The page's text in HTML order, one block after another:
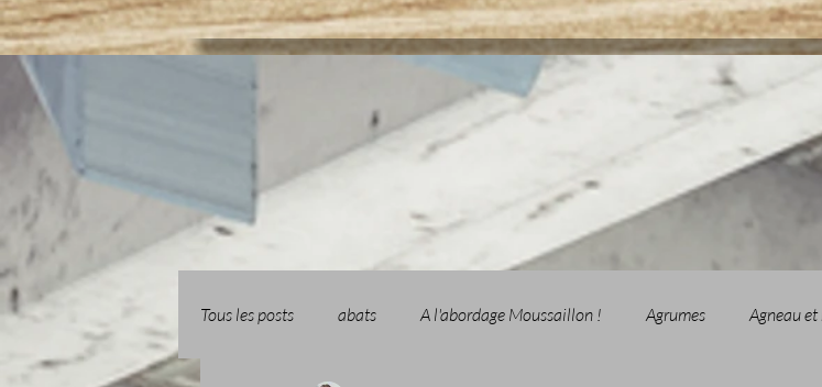
Tous les posts abats A l'abordage Moussaillon ! Agrumes Agneau